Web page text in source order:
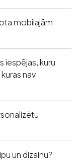
mobilajām
iespējas, kuru
nav
un dizainu?